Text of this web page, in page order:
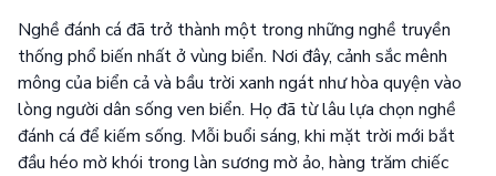
Nghề đánh cá đã trở thành một trong những nghề truyền
thống phổ biến nhất ở vùng biển. Nơi đây, cảnh sắc mênh
mông của biển cả và bầu trời xanh ngát như hòa quyện vào
lòng người dân sống ven biển. Họ đã từ lâu lựa chọn nghề
đánh cá để kiếm sống. Mỗi buổi sáng, khi mặt trời mới bắt
đầu héo mờ khói trong làn sương mờ ảo, hàng trăm chiếc